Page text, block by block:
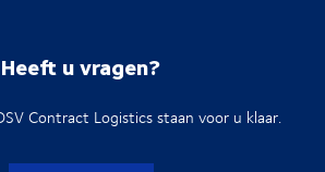
Heeft u vragen?
Contract Logistics staan voor u klaar.